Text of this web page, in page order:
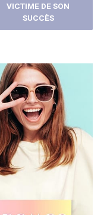
VICTIME DE SON
SUCCÈS